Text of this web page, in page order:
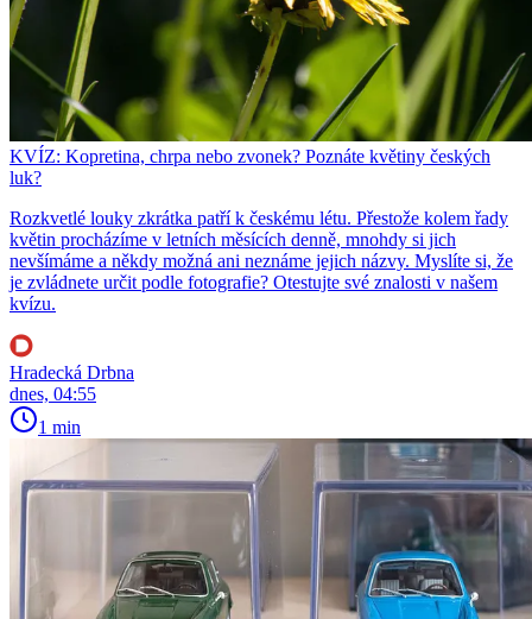
KVÍZ: Kopretina, chrpa nebo zvonek? Poznáte květiny českých
luk?
Rozkvetlé louky zkrátka patří k českému létu. Přestože kolem řady
květin procházíme v letních měsících denně, mnohdy si jich
nevšímáme a někdy možná ani neznáme jejich názvy. Myslíte si, že
je zvládnete určit podle fotografie? Otestujte své znalosti v našem
kvízu.
Hradecká Drbna
dnes, 04:55
1 min